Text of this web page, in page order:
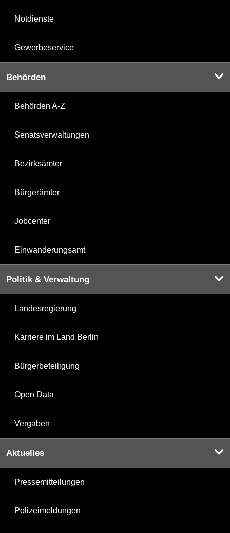
Notdienste
Gewerbeservice
Behörden
Behörden A-Z
Senatsverwaltungen
Bezirksämter
Bürgerämter
Jobcenter
Einwanderungsamt
Politik & Verwaltung
Landesregierung
Karriere im Land Berlin
Bürgerbeteiligung
Open Data
Vergaben
Aktuelles
Pressemitteilungen
Polizeimeldungen